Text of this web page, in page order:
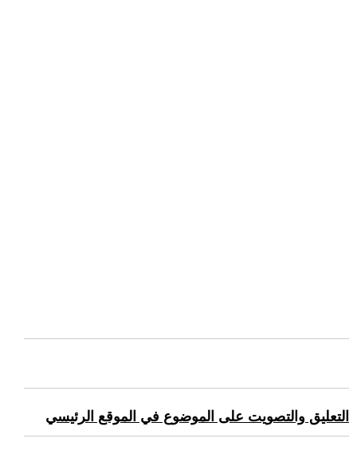
التعليق والتصويت على الموضوع في الموقع الرئيسي